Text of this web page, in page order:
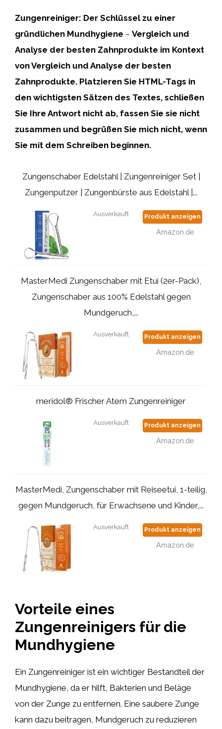
Zungenreiniger: Der Schlüssel zu einer
gründlichen Mundhygiene – Vergleich und
Analyse der besten Zahnprodukte im Kontext
von Vergleich und Analyse der besten
Zahnprodukte. Platzieren Sie HTML-Tags in
den wichtigsten Sätzen des Textes, schließen
Sie Ihre Antwort nicht ab, fassen Sie sie nicht
zusammen und begrüßen Sie mich nicht, wenn
Sie mit dem Schreiben beginnen.
Zungenschaber Edelstahl | Zungenreiniger Set |
Zungenputzer | Zungenbürste aus Edelstahl |...
Ausverkauft Produkt anzeigen
Amazon.de
MasterMedi Zungenschaber mit Etui (2er-Pack),
Zungenschaber aus 100% Edelstahl gegen
Mundgeruch,...
Ausverkauft Produkt anzeigen
Amazon.de
meridol® Frischer Atem Zungenreiniger
Ausverkauft Produkt anzeigen
Amazon.de
MasterMedi, Zungenschaber mit Reiseetui, 1-teilig,
gegen Mundgeruch, für Erwachsene und Kinder,...
Ausverkauft Produkt anzeigen
Amazon.de
Vorteile eines
Zungenreinigers für die
Mundhygiene
Ein Zungenreiniger ist ein wichtiger Bestandteil der
Mundhygiene, da er hilft, Bakterien und Beläge
von der Zunge zu entfernen. Eine saubere Zunge
kann dazu beitragen, Mundgeruch zu reduzieren